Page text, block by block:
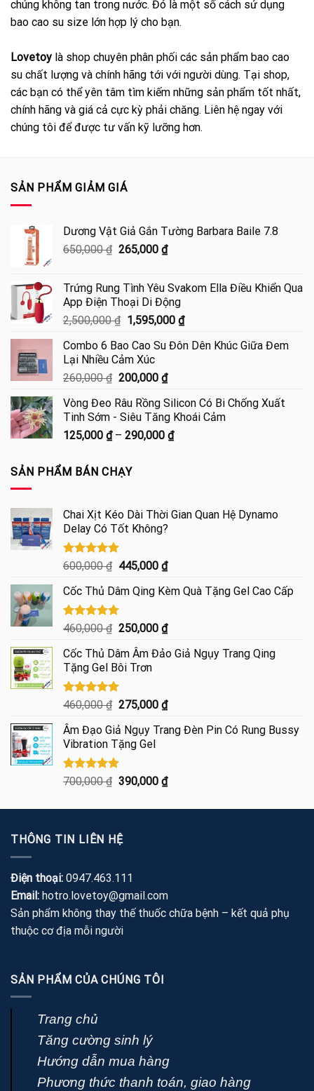
chúng không tan trong nước. Đó là một số cách sử dụng
bao cao su size lớn hợp lý cho bạn.
Lovetoy là shop chuyên phân phối các sản phẩm bao cao
su chất lượng và chính hãng tới với người dùng. Tại shop,
các bạn có thể yên tâm tìm kiếm những sản phẩm tốt nhất,
chính hãng và giá cả cực kỳ phải chăng. Liên hệ ngay với
chúng tôi để được tư vấn kỹ lưỡng hơn.
SẢN PHẨM GIẢM GIÁ
Dương Vật Giả Gắn Tường Barbara Baile 7.8
650,000₫ Giá
650,000 ₫.
265,000 ₫Giá
là:
265,000 ₫.
Trứng Rung Tình Yêu Svakom Ella Điều Khiển Qua
App Điện Thoại Di Động
2,500,000₫ Giá
là:
2,500,000 ₫.
1,595,000 ₫Giá
tại
Combo 6 Bao Cao Su Đôn Dên Khúc Giữa Đem
Lại Nhiều Cảm Xúc
260,000₫ Giá
là:
260,000 ₫.
200,000 ₫Giá
tại
là:
200,000 ₫.
Vòng Đeo Râu Rồng Silicon Có Bi Chống Xuất
Tinh Sớm - Siêu Tăng Khoái Cảm
125,000 ₫ – 290,000 ₫Khoảng
290,000 ₫
SẢN PHẨM BÁN CHẠY
Chai Xịt Kéo Dài Thời Gian Quan Hệ Dynamo
Delay Có Tốt Không?
Được xếp
4.85
5 sao
600,000₫ Giá
là:
600,000 ₫.
445,000 ₫Giá
tại
445,000 ₫.
Cốc Thủ Dâm Qing Kèm Quà Tặng Gel Cao Cấp
Được xếp
5.00
5 sao
460,000₫ Giá
là:
460,000 ₫.
250,000 ₫Giá
tại
Cốc Thủ Dâm Âm Đảo Giả Ngụy Trang Qing
Tặng Gel Bôi Trơn
Được xếp
5.00
5 sao
460,000₫ Giá
là:
460,000 ₫.
275,000 ₫Giá
tại
Âm Đạo Giả Ngụy Trang Đèn Pin Có Rung Bussy
Vibration Tặng Gel
Được xếp
5.00
700,000₫ Giá
là:
390,000 ₫Giá
tại
THÔNG TIN LIÊN HỆ
Điện thoại: 0947.463.111
Email: hotro.lovetoy@gmail.com
Sản phẩm không thay thế thuốc chữa bệnh – kết quả phụ
thuộc cơ địa mỗi người
SẢN PHẨM CỦA CHÚNG TÔI
Trang chủ
Tăng cường sinh lý
Hướng dẫn mua hàng
Phương thức thanh toán, giao hàng